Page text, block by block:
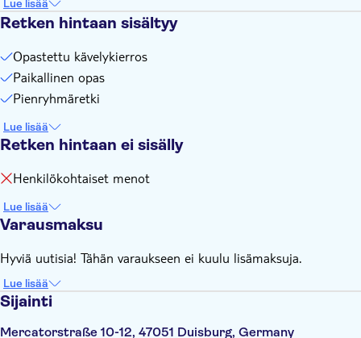
Lue lisää
Retken hintaan sisältyy
Opastettu kävelykierros
Paikallinen opas
Pienryhmäretki
Lue lisää
Retken hintaan ei sisälly
Henkilökohtaiset menot
Lue lisää
Varausmaksu
Hyviä uutisia! Tähän varaukseen ei kuulu lisämaksuja.
Lue lisää
Sijainti
Mercatorstraße 10-12, 47051 Duisburg, Germany